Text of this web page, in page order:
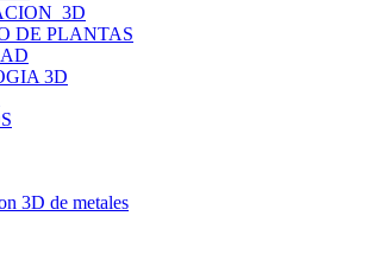
DE PLANTAS
3D